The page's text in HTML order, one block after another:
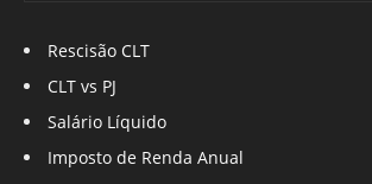
Rescisão CLT
CLT vs PJ
Salário Líquido
Imposto de Renda Anual